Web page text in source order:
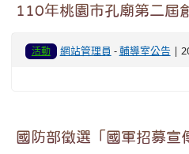
110年桃園市孔廟第二屆
活動 網站管理員 -輔導室公告 |
國防部徵選「國軍招募宣